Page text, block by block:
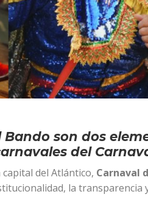
son dos
del
del Atlántico, Carnaval
la transparencia